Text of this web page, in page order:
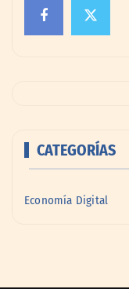
CATEGORÍAS
Economía Digital